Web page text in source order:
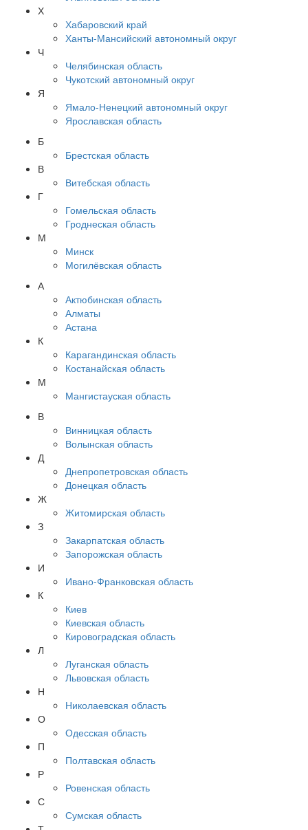
Х
Хабаровский край
Ханты-Мансийский автономный округ
Ч
Челябинская область
Чукотский автономный округ
Я
Ямало-Ненецкий автономный округ
Ярославская область
Б
Брестская область
В
Витебская область
Г
Гомельская область
Гроднеская область
М
Минск
Могилёвская область
А
Актюбинская область
Алматы
Астана
К
Карагандинская область
Костанайская область
М
Мангистауская область
В
Винницкая область
Волынская область
Д
Днепропетровская область
Донецкая область
Ж
Житомирская область
З
Закарпатская область
Запорожская область
И
Ивано-Франковская область
К
Киев
Киевская область
Кировоградская область
Л
Луганская область
Львовская область
Н
Николаевская область
О
Одесская область
П
Полтавская область
Р
Ровенская область
С
Сумская область